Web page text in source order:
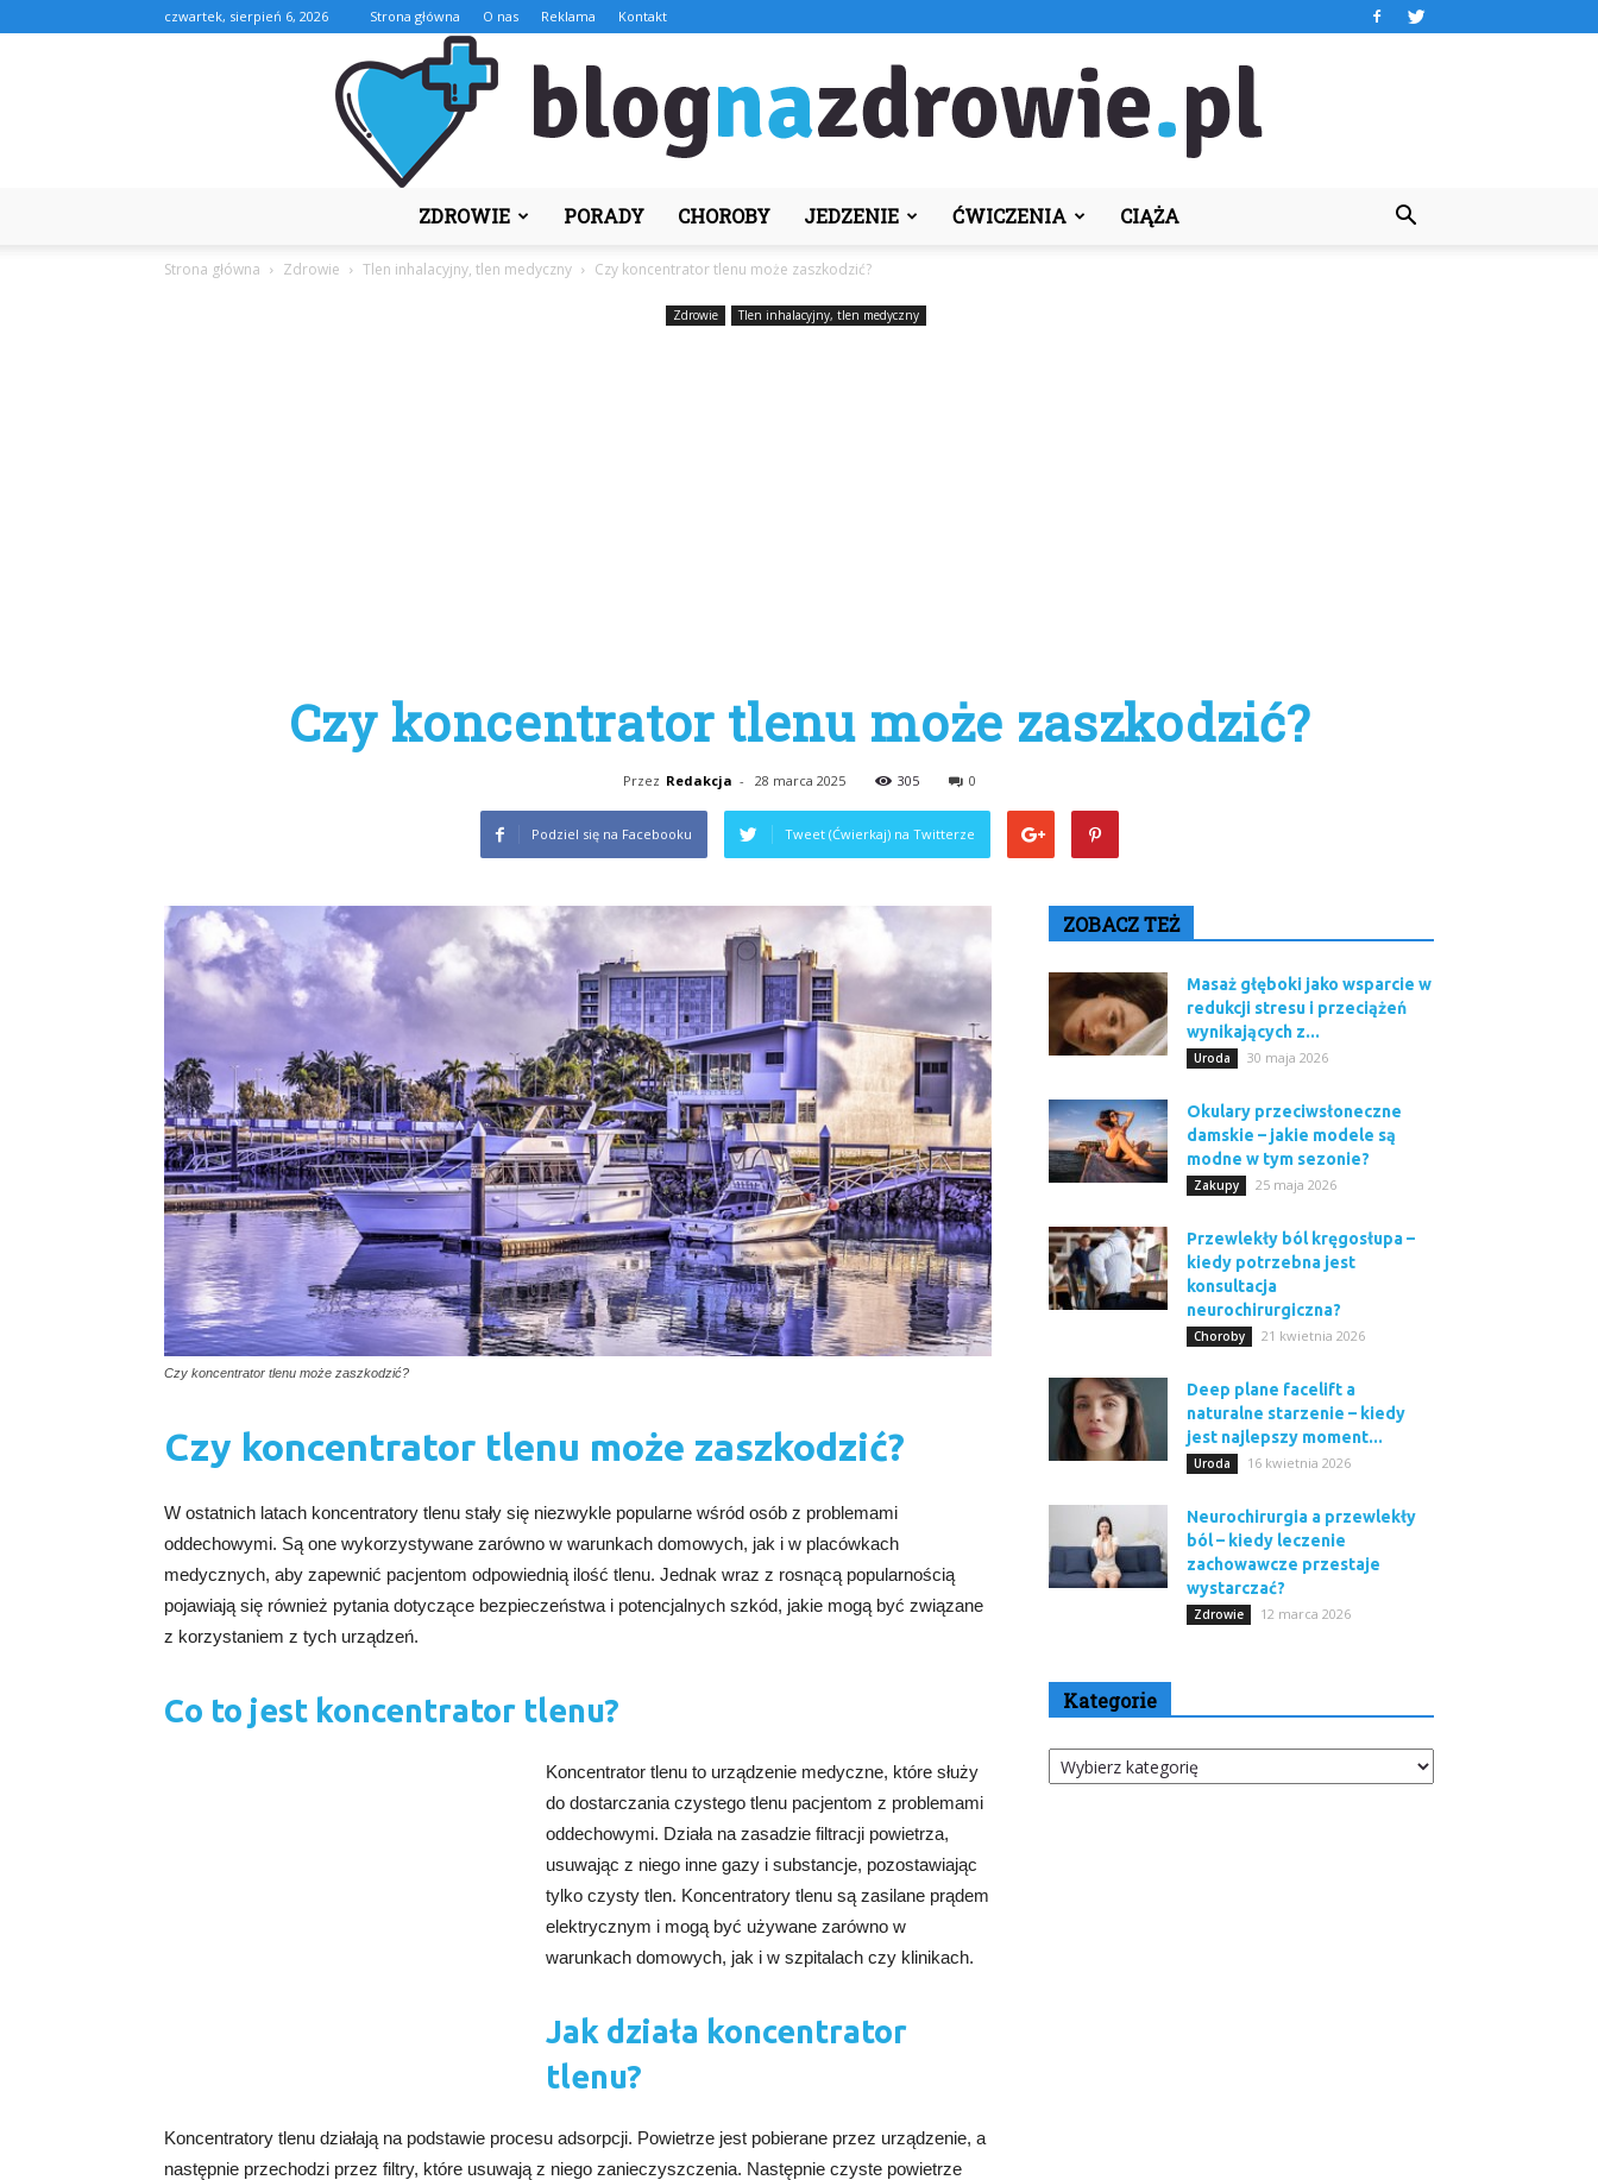
czwartek, sierpień 6, 2026 Strona główna O nas Reklama Kontakt
BlogNaZdrowie.pl
ZDROWIE PORADY CHOROBY JEDZENIE ĆWICZENIA CIĄŻA
Strona główna Zdrowie Tlen inhalacyjny, tlen medyczny Czy koncentrator tlenu może zaszkodzić?
Zdrowie Tlen inhalacyjny, tlen medyczny
Czy koncentrator tlenu może zaszkodzić?
Przez Redakcja - 28 marca 2025 305 0
Podziel się na Facebooku Tweet (Ćwierkaj) na Twitterze
Czy koncentrator tlenu może zaszkodzić?
Czy koncentrator tlenu może zaszkodzić?
W ostatnich latach koncentratory tlenu stały się niezwykle popularne wśród osób z problemami
oddechowymi. Są one wykorzystywane zarówno w warunkach domowych, jak i w placówkach
medycznych, aby zapewnić pacjentom odpowiednią ilość tlenu. Jednak wraz z rosnącą popularnością
pojawiają się również pytania dotyczące bezpieczeństwa i potencjalnych szkód, jakie mogą być związane
z korzystaniem z tych urządzeń.
Co to jest koncentrator tlenu?
Koncentrator tlenu to urządzenie medyczne, które służy
do dostarczania czystego tlenu pacjentom z problemami
oddechowymi. Działa na zasadzie filtracji powietrza,
usuwając z niego inne gazy i substancje, pozostawiając
tylko czysty tlen. Koncentratory tlenu są zasilane prądem
elektrycznym i mogą być używane zarówno w
warunkach domowych, jak i w szpitalach czy klinikach.
Jak działa koncentrator
tlenu?
Koncentratory tlenu działają na podstawie procesu adsorpcji. Powietrze jest pobierane przez urządzenie, a
następnie przechodzi przez filtry, które usuwają z niego zanieczyszczenia. Następnie czyste powietrze
ZOBACZ TEŻ
Masaż głęboki jako wsparcie w
redukcji stresu i przeciążeń
wynikających z...
Uroda 30 maja 2026
Okulary przeciwsłoneczne
damskie – jakie modele są
modne w tym sezonie?
Zakupy 25 maja 2026
Przewlekły ból kręgosłupa –
kiedy potrzebna jest
konsultacja
neurochirurgiczna?
Choroby 21 kwietnia 2026
Deep plane facelift a
naturalne starzenie – kiedy
jest najlepszy moment...
Uroda 16 kwietnia 2026
Neurochirurgia a przewlekły
ból – kiedy leczenie
zachowawcze przestaje
wystarczać?
Zdrowie 12 marca 2026
Kategorie
Kategorie